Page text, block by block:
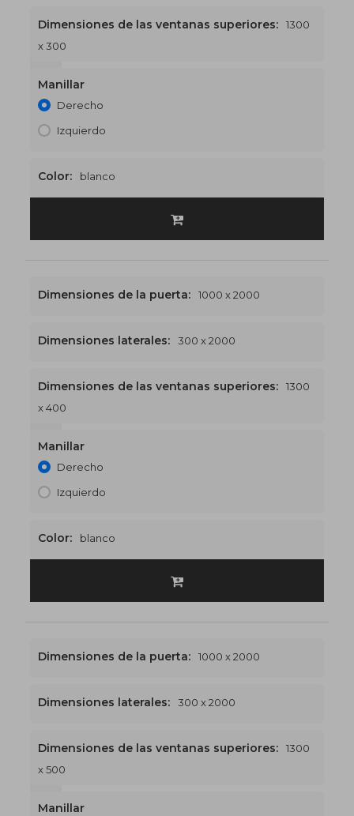
Dimensiones de las ventanas superiores:
1300
x 300
Manillar
Derecho
Izquierdo
Color: blanco
Dimensiones de la puerta: 1000 x 2000
Dimensiones laterales: 300 x 2000
Dimensiones de las ventanas superiores:
1300
x 400
Manillar
Derecho
Izquierdo
Color: blanco
Dimensiones de la puerta: 1000 x 2000
Dimensiones laterales: 300 x 2000
Dimensiones de las ventanas superiores:
1300
x 500
Manillar